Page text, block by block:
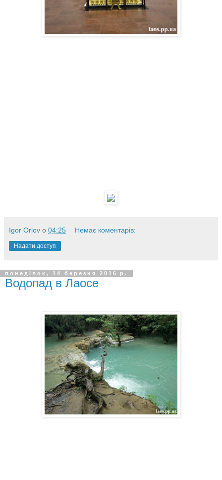
Igor Orlov о 04:25 Немає коментарів:
Надати доступ
понеділок, 14 березня 2016 р.
Водопад в Лаосе